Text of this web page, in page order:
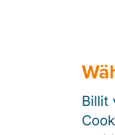
Billit